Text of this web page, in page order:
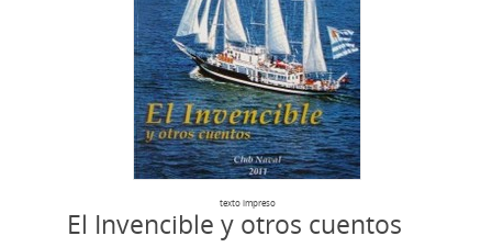
texto impreso
El Invencible y otros cuentos